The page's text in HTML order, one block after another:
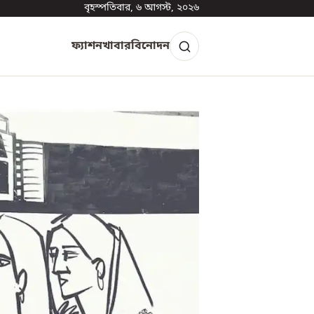
বৃহস্পতিবার, ৬ আগস্ট, ২০২৬
ফ্যাশনখাবারবিনোদন